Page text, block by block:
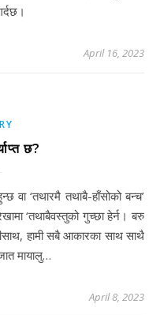
April 16, 2023
छ?
‘तथाबैवस्तुको गुच्छा हेर्न। बरु
हामी सबै आकारका साथ साथै
मायालु…
April 8, 2023